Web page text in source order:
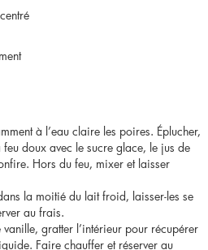
à l’eau claire les poires. Éplucher,
doux avec le sucre glace, le jus de
Hors du feu, mixer et laisser
la moitié du lait froid, laisser-les se
au frais.
vanille, gratter l’intérieur pour récupérer
Faire chauffer et réserver au